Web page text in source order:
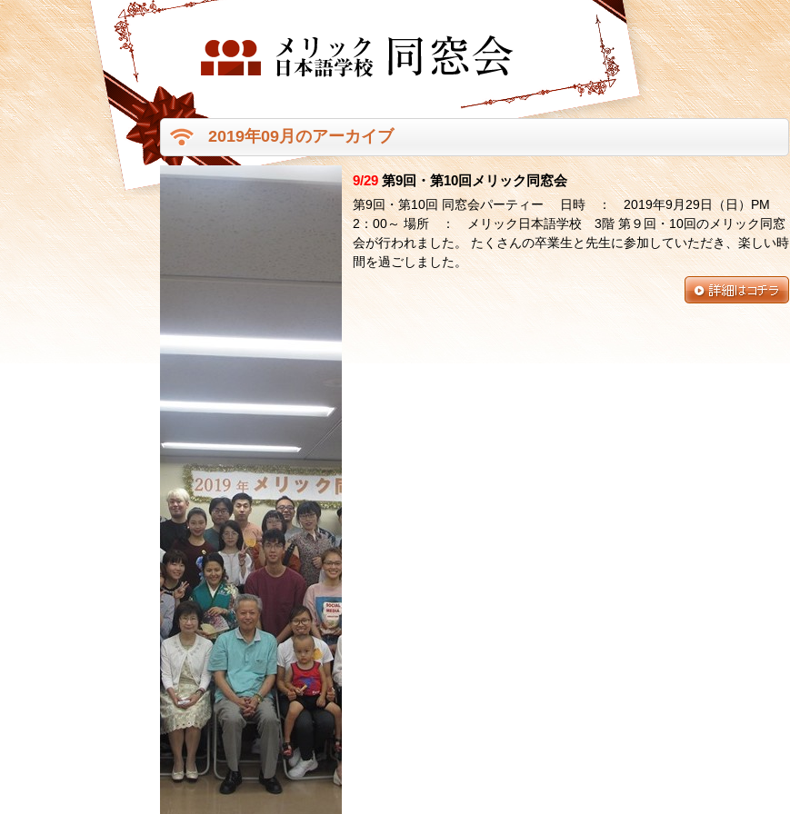
2019年09月のアーカイブ
9/29第9回・第10回メリック同窓会
第9回・第10回 同窓会パーティー 日時 ： 2019年9月29日（日）PM
2：00～ 場所 ： メリック日本語学校 3階 第９回・10回のメリック同窓
会が行われました。 たくさんの卒業生と先生に参加していただき、楽しい時
間を過ごしました。